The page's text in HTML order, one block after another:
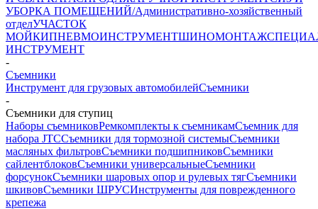
УБОРКА ПОМЕЩЕНИЙ/Административно-хозяйственный
отделУЧАСТОК
МОЙКИПНЕВМОИНСТРУМЕНТШИНОМОНТАЖ
ИНСТРУМЕНТ
-
Съемники
Инструмент для грузовых автомобилейСъемники
-
Съемники для ступиц
Наборы съемниковРемкомплекты к съемникамСъемник для
набора JTCСъемники для тормозной системыСъемники
масляных фильтровСъемники подшипниковСъемники
сайлентблоковСъемники универсальныеСъемники
форсунокСъемники шаровых опор и рулевых тягСъемники
шкивовСъемники ШРУСИнструменты для поврежденного
крепежа